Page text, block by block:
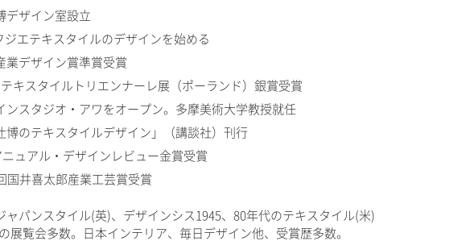
デザイン室設立
ジエテキスタイルのデザインを始める
業デザイン賞準賞受賞
キスタイルトリエンナーレ展（ポーランド）銀賞受賞
ンスタジオ・アワをオープン。多摩美術大学教授就任
博のテキスタイルデザイン」（講談社）刊行
ニュアル・デザインレビュー金賞受賞
国井喜太郎産業工芸賞受賞
ャパンスタイル(英)、デザインシス1945、80年代のテキスタイル(米)
展覧会多数。日本インテリア、毎日デザイン他、受賞歴多数。